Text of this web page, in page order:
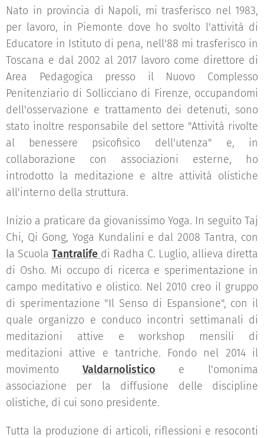
Nato in provincia di Napoli, mi trasferisco nel 1983,
per lavoro, in Piemonte dove ho svolto l'attività di
Educatore in Istituto di pena, nell'88 mi trasferisco in
Toscana e dal 2002 al 2017 lavoro come direttore di
Area Pedagogica presso il Nuovo Complesso
Penitenziario di Sollicciano di Firenze, occupandomi
dell'osservazione e trattamento dei detenuti, sono
stato inoltre responsabile del settore "Attività rivolte
al benessere psicofisico dell'utenza" e, in
collaborazione con associazioni esterne, ho
introdotto la meditazione e altre attività olistiche
all'interno della struttura.
Inizio a praticare da giovanissimo Yoga. In seguito Taj
Chi, Qi Gong, Yoga Kundalini e dal 2008 Tantra, con
la Scuola Tantralife di Radha C. Luglio, allieva diretta
di Osho. Mi occupo di ricerca e sperimentazione in
campo meditativo e olistico. Nel 2010 creo il gruppo
di sperimentazione "Il Senso di Espansione", con il
quale organizzo e conduco incontri settimanali di
meditazioni attive e workshop mensili di
meditazioni attive e tantriche. Fondo nel 2014 il
movimento
Valdarnolistico e l'omonima
associazione per la diffusione delle discipline
olistiche, di cui sono presidente.
Tutta la produzione di articoli, riflessioni e resoconti